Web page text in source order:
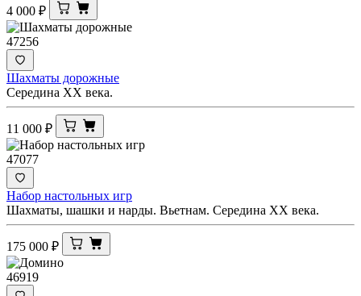
4 000 ₽
47256
Шахматы дорожные
Середина ХХ века.
11 000 ₽
47077
Набор настольных игр
Шахматы, шашки и нарды. Вьетнам. Середина ХХ века.
175 000 ₽
46919